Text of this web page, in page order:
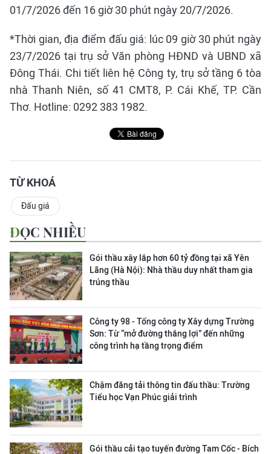
01/7/2026 đến 16 giờ 30 phút ngày 20/7/2026.
*Thời gian, địa điểm đấu giá: lúc 09 giờ 30 phút ngày
23/7/2026 tại trụ sở Văn phòng HĐND và UBND xã
Đông Thái. Chi tiết liên hệ Công ty, trụ sở tầng 6 tòa
nhà Thanh Niên, số 41 CMT8, P. Cái Khế, TP. Cần
Thơ. Hotline: 0292 383 1982.
TỪ KHOÁ
Đấu giá
ĐỌC NHIỀU
Gói thầu xây lắp hơn 60 tỷ đồng tại xã Yên
Lãng (Hà Nội): Nhà thầu duy nhất tham gia
trúng thầu
Công ty 98 - Tổng công ty Xây dựng Trường
Sơn: Từ “mở đường thắng lợi” đến những
công trình hạ tầng trọng điểm
Chậm đăng tải thông tin đấu thầu: Trường
Tiểu học Vạn Phúc giải trình
Gói thầu cải tạo tuyến đường Tam Cốc - Bích